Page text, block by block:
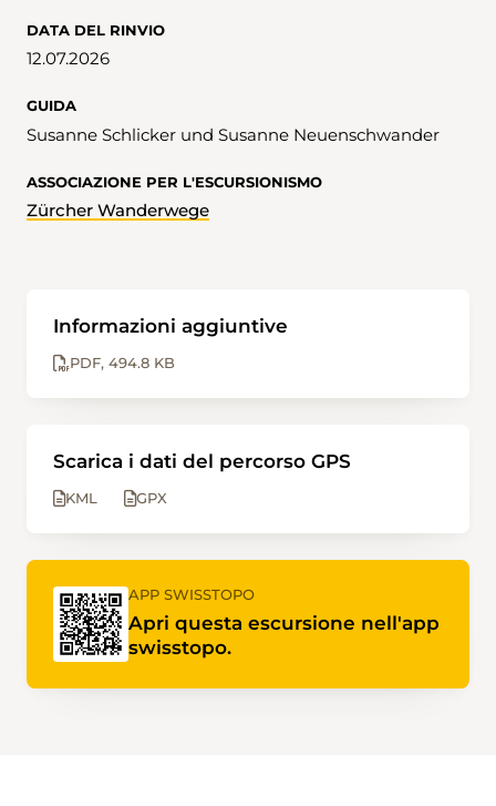
DATA DEL RINVIO
12.07.2026
GUIDA
Susanne Schlicker und Susanne Neuenschwander
ASSOCIAZIONE PER L'ESCURSIONISMO
Zürcher Wanderwege
Informazioni aggiuntive
PDF 494.8 KB
Scarica i dati del percorso GPS
KML GPX
APP SWISSTOPO
Apri questa escursione nell'app
swisstopo.